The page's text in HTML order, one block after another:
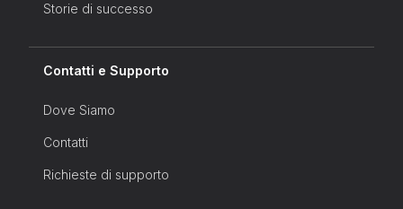
Storie di successo
Contatti e Supporto
Dove Siamo
Contatti
Richieste di supporto